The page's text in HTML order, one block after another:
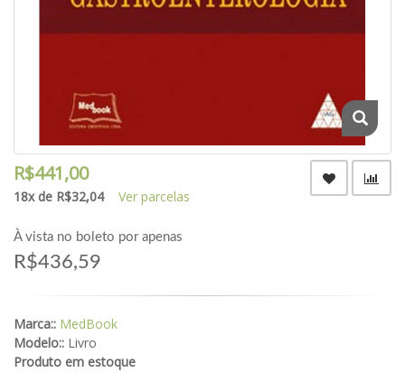
R$441,00
18x de R$32,04 Ver parcelas
À vista no boleto por apenas
R$436,59
Marca:: MedBook
Modelo:: Livro
Produto em estoque